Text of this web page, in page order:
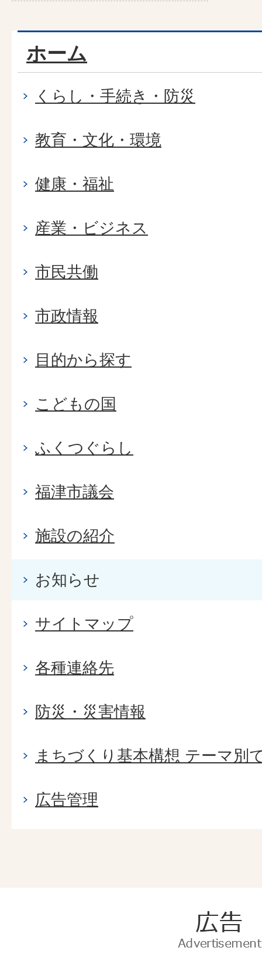
ホーム
くらし・手続き・防災
教育・文化・環境
健康・福祉
産業・ビジネス
市民共働
市政情報
目的から探す
こどもの国
ふくつぐらし
福津市議会
施設の紹介
お知らせ
サイトマップ
各種連絡先
防災・災害情報
まちづくり基本構想 テーマ別
広告管理
告